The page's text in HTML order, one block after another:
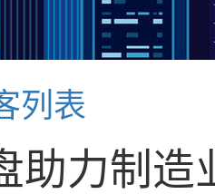
列表
助力制造